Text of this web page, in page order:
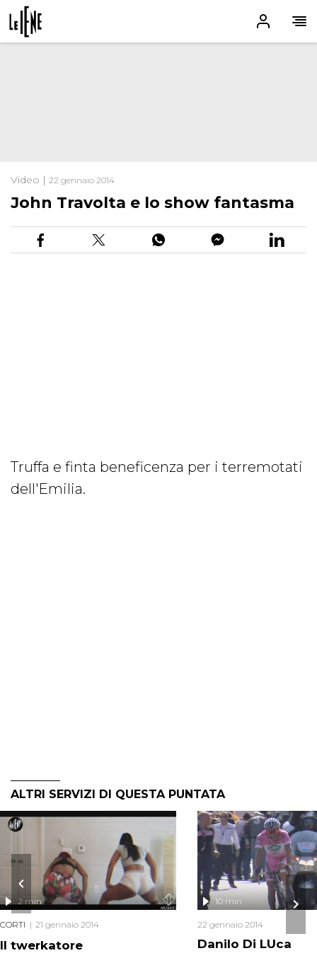
Video | 22 gennaio 2014
John Travolta e lo show fantasma
Truffa e finta beneficenza per i terremotati
dell'Emilia.
ALTRI SERVIZI DI QUESTA PUNTATA
Il twerkatore
2 min
CORTI 21 gennaio 2014
Danilo Di LUca
10 min
22 gennaio 2014